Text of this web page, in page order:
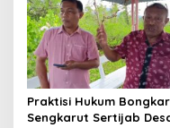
Praktisi Hukum Bongkar
Sengkarut Sertijab